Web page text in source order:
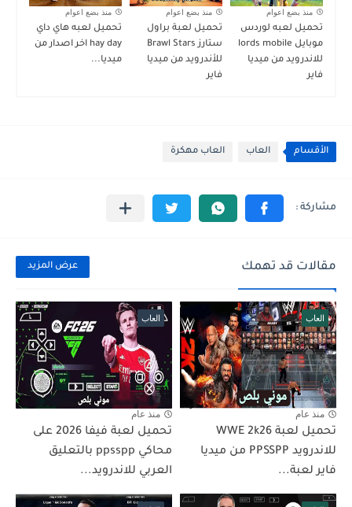
منذ بضع اعوام
تحميل لعبه لوردس
موبايل lords mobile
للاندرويد من ميديا
فاير
منذ بضع اعوام
تحميل لعبة براول
ستارز Brawl Stars
للأندرويد من ميديا
فاير
منذ بضع اعوام
تحميل لعبه هاي داي
hay day اخر اصدار من
ميديا...
الأقسام العاب العاب مهكرة
مقالات قد تهمك عرض المزيد
العاب
منذ عام
تحميل لعبة WWE 2k26
للاندرويد PPSSPP من ميديا
فاير لعبة...
العاب
منذ عام
تحميل لعبة فيفا 2026 على
محاكي ppsspp بالتعليق
العربي للاندرويد...